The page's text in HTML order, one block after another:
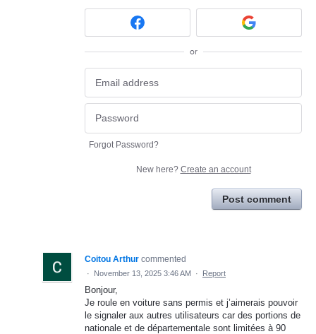
or
Forgot Password?
New here? Create an account
Post comment
Coitou Arthur commented
· November 13, 2025 3:46 AM · Report
Bonjour,
Je roule en voiture sans permis et j’aimerais pouvoir
le signaler aux autres utilisateurs car des portions de
nationale et de départementale sont limitées à 90